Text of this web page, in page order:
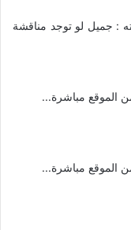
: جميل لو توجد مناقشة
الموقع مباشرة...
الموقع مباشرة...